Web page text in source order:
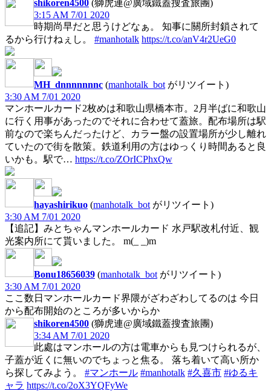
shikoren4500 (獅虎連@廣域鐵蓋搜査旅團)
3:15 AM 7/01 2020
時期尚早だと思うけどなぁ。 知事に關所封鎖されて
るから行けねぇし。 #manhotalk https://t.co/anV4r2UeG0
MH_dnnnnnnnc (manhotalk_bot がリツイート)
3:30 AM 7/01 2020
マンホールカード2枚めは和歌山県橋本市。2月半ばに和歌山
に行く用事があったのでそれに合わせて蓋旅。配布場所は駅
前なので楽ちんだったけど、カラー盤の設置場所が少し離れ
ていたので街を散策。鉄道利用の方はゆっくり時間あると良
いかも。駅で… https://t.co/ZOrICPhxQw
hayashirikuo (manhotalk_bot がリツイート)
3:30 AM 7/01 2020
【追記】みとちゃんマンホールカード 水戸駅改札付近、観
光案内所にて貰いました。 m(_ _)m
Bonu18656039 (manhotalk_bot がリツイート)
3:30 AM 7/01 2020
ここ数日マンホールカード界隈がざわざわしてるのは 今日
から配布開始のところが多いからか
shikoren4500 (獅虎連@廣域鐵蓋搜査旅團)
3:34 AM 7/01 2020
此處はマンホールの方は電車からも見つけられるが、
子蓋が近くに無いのでちょっと焦る。 落ち着いて高い所か
ら探してみよう。 #マンホール #manhotalk #久喜市 #ゆるキ
ャラ https://t.co/2oX3YQFyWe